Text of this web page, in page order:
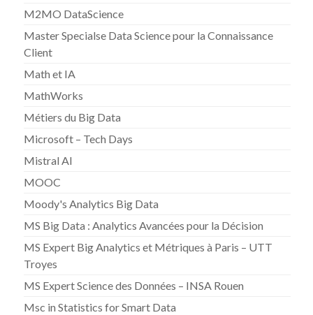
M2MO DataScience
Master Specialse Data Science pour la Connaissance
Client
Math et IA
MathWorks
Métiers du Big Data
Microsoft – Tech Days
Mistral AI
MOOC
Moody's Analytics Big Data
MS Big Data : Analytics Avancées pour la Décision
MS Expert Big Analytics et Métriques à Paris – UTT
Troyes
MS Expert Science des Données – INSA Rouen
Msc in Statistics for Smart Data